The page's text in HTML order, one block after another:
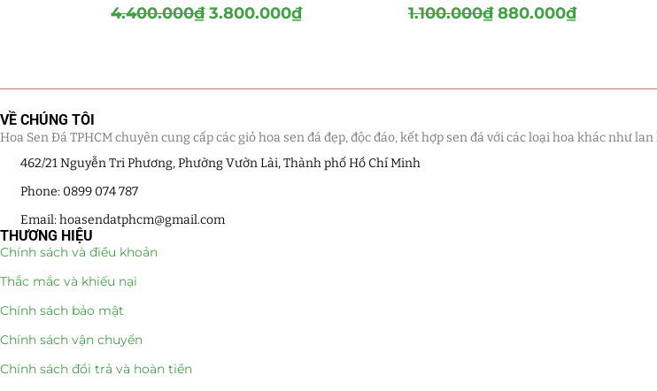
4.400.000₫ 3.800.000₫ 1.100.000₫ 880.000₫
VỀ CHÚNG TÔI
Hoa Sen Đá TPHCM chuyên cung cấp các giỏ hoa sen đá đẹp, độc đáo, kết hợp sen đá với các loại hoa khác như
462/21 Nguyễn Tri Phương, Phường Vườn Lài, Thành phố Hồ Chí Minh
Phone: 0899 074 787
Email: hoasendatphcm@gmail.com
THƯƠNG HIỆU
Chính sách và điều khoản
Thắc mắc và khiếu nại
Chính sách bảo mật
Chính sách vận chuyển
Chính sách đổi trả và hoàn tiền